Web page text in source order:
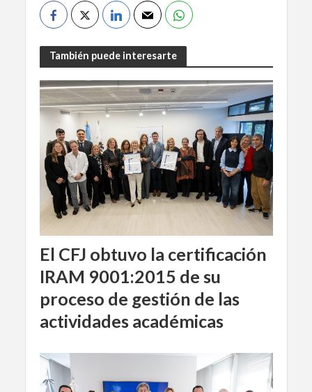
También puede interesarte
El CFJ obtuvo la certificación
IRAM 9001:2015 de su
proceso de gestión de las
actividades académicas